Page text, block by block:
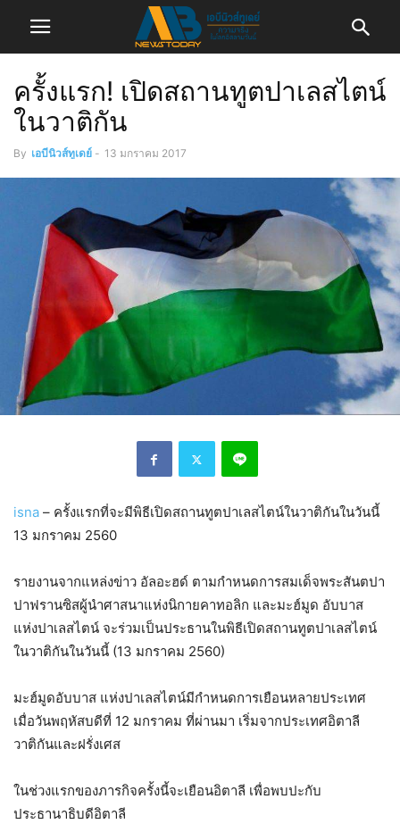
ครั้งแรก! เปิดสถานทูตปาเลสไตน์
ในวาติกัน
By เอบีนิวส์ทูเดย์ - 13 มกราคม 2017
isna – ครั้งแรกที่จะมีพิธีเปิดสถานทูตปาเลสไตน์ในวาติกันในวันนี้
13 มกราคม 2560
รายงานจากแหล่งข่าว อัลอะฮด์ ตามกำหนดการสมเด็จพระสันตปา
ปาฟรานซิสผู้นำศาสนาแห่งนิกายคาทอลิก และมะฮ์มูด อับบาส
แห่งปาเลสไตน์ จะร่วมเป็นประธานในพิธีเปิดสถานทูตปาเลสไตน์
ในวาติกันในวันนี้ (13 มกราคม 2560)
มะฮ์มูดอับบาส แห่งปาเลสไตน์มีกำหนดการเยือนหลายประเทศ
เมื่อวันพฤหัสบดีที่ 12 มกราคม ที่ผ่านมา เริ่มจากประเทศอิตาลี
วาติกันและฝรั่งเศส
ในช่วงแรกของภารกิจครั้งนี้จะเยือนอิตาลี เพื่อพบปะกับ
ประธานาธิบดีอิตาลี